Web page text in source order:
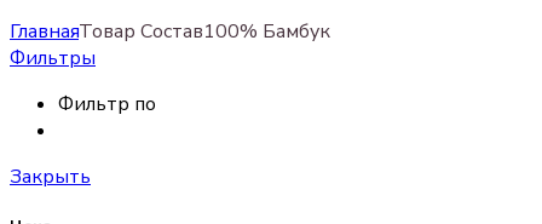
ГлавнаяТовар Состав100% Бамбук
Фильтры
Фильтр по
Закрыть